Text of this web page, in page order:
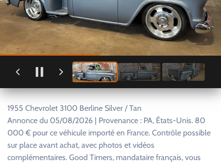
1955 Chevrolet 3100 Berline Silver / Tan
Annonce du 05/08/2026 | Provenance : PA, États-Unis. 80
000 € pour ce véhicule importé en France. Contrôle possible
sur place avant achat, avec photos et vidéos
complémentaires. Good Timers, mandataire français, vous